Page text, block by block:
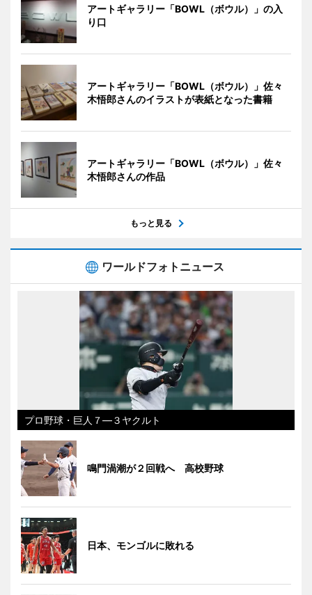
アートギャラリー「BOWL（ボウル）」の入
り口
アートギャラリー「BOWL（ボウル）」佐々
木悟郎さんのイラストが表紙となった書籍
アートギャラリー「BOWL（ボウル）」佐々
木悟郎さんの作品
もっと見る
ワールドフォトニュース
プロ野球・巨人７―３ヤクルト
鳴門渦潮が２回戦へ 高校野球
日本、モンゴルに敗れる